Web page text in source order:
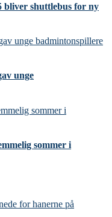
bliver shuttlebus for ny
unge
sommer i